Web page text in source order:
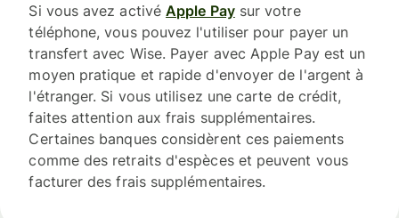
Si vous avez activéApple Paysur votre
téléphone, vous pouvez l'utiliser pour payer un
transfert avec Wise. Payer avec Apple Pay est un
moyen pratique et rapide d'envoyer de l'argent à
l'étranger. Si vous utilisez une carte de crédit,
faites attention aux frais supplémentaires.
Certaines banques considèrent ces paiements
comme des retraits d'espèces et peuvent vous
facturer des frais supplémentaires.